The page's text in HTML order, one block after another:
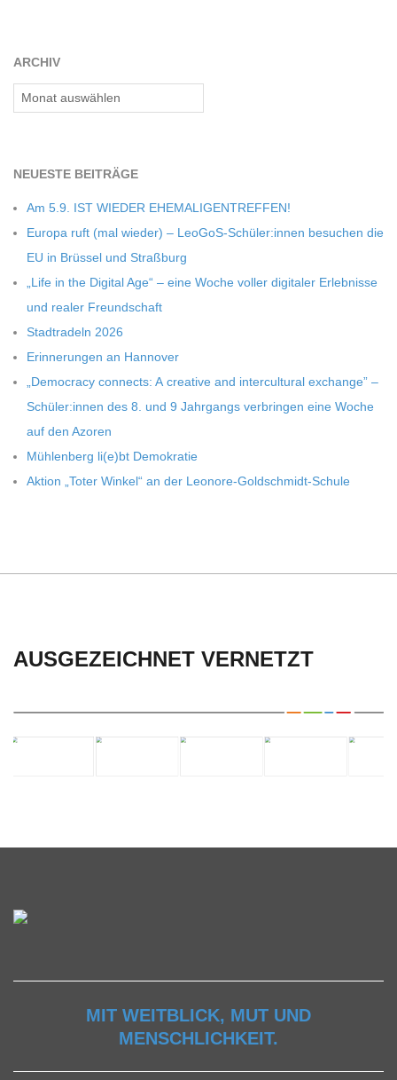
I
D
T
-
S
C
H
U
L
E
ARCHIV
Archiv
NEU­ESTE BEITRÄGE
Am 5.9. IST WIEDER EHEMALIGENTREFFEN!
Europa ruft (mal wie­der) – LeoGoS-Schüler:innen besu­chen die
EU in Brüs­sel und Straßburg
„Life in the Digi­tal Age“ – eine Woche vol­ler digi­ta­ler Erleb­nisse
und rea­ler Freundschaft
Stadt­ra­deln 2026
Erin­ne­run­gen an Hannover
„Demo­cracy con­nects: A crea­tive and inter­cul­tu­ral exch­ange” –
Schüler:innen des 8. und 9 Jahr­gangs ver­brin­gen eine Woche
auf den Azoren
Müh­len­berg li(e)bt Demokratie
Aktion „Toter Win­kel“ an der Leonore-Goldschmidt-Schule
AUSGEZEICHNET VERNETZT
MIT WEITBLICK, MUT UND
MENSCHLICHKEIT.